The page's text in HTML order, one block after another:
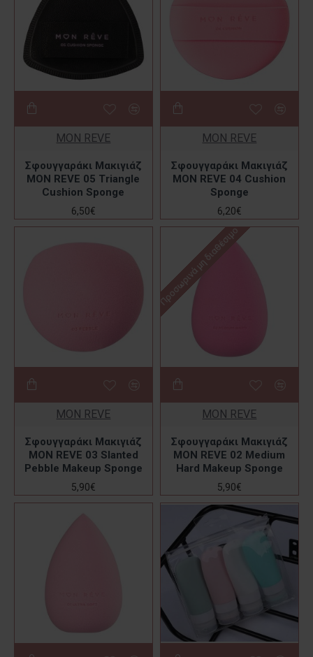
MON REVE
Σφουγγαράκι Μακιγιάζ
MON REVE 05 Triangle
Cushion Sponge
6,50€
MON REVE
Σφουγγαράκι Μακιγιάζ
MON REVE 04 Cushion
Sponge
6,20€
MON REVE
Σφουγγαράκι Μακιγιάζ
MON REVE 03 Slanted
Pebble Makeup Sponge
5,90€
Προσωρινά μη διαθέσιμο
MON REVE
Σφουγγαράκι Μακιγιάζ
MON REVE 02 Medium
Hard Makeup Sponge
5,90€